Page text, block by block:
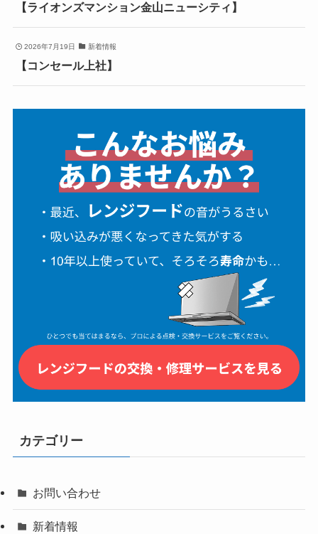
【ライオンズマンション金山ニューシティ】
2026年7月19日 新着情報
【コンセール上社】
カテゴリー
お問い合わせ
新着情報